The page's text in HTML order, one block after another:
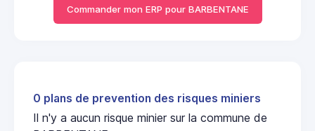
Commander mon ERP pour BARBENTANE
0 plans de prevention des risques miniers
Il n'y a aucun risque minier sur la commune de